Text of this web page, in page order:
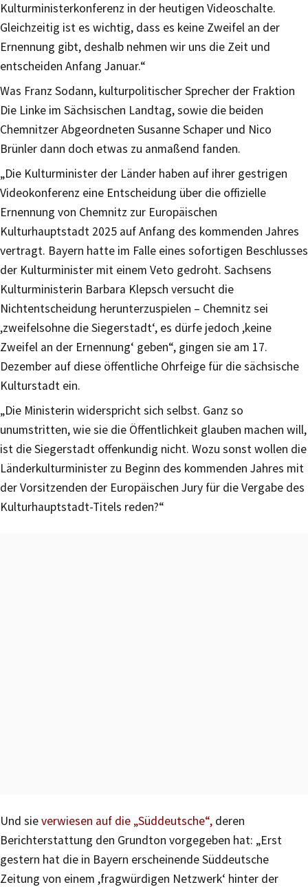
Kulturministerkonferenz in der heutigen Videoschalte.
Gleichzeitig ist es wichtig, dass es keine Zweifel an der
Ernennung gibt, deshalb nehmen wir uns die Zeit und
entscheiden Anfang Januar.“
Was Franz Sodann, kulturpolitischer Sprecher der Fraktion
Die Linke im Sächsischen Landtag, sowie die beiden
Chemnitzer Abgeordneten Susanne Schaper und Nico
Brünler dann doch etwas zu anmaßend fanden.
„Die Kulturminister der Länder haben auf ihrer gestrigen
Videokonferenz eine Entscheidung über die offizielle
Ernennung von Chemnitz zur Europäischen
Kulturhauptstadt 2025 auf Anfang des kommenden Jahres
vertragt. Bayern hatte im Falle eines sofortigen Beschlusses
der Kulturminister mit einem Veto gedroht. Sachsens
Kulturministerin Barbara Klepsch versucht die
Nichtentscheidung herunterzuspielen – Chemnitz sei
,zweifelsohne die Siegerstadt‘, es dürfe jedoch ,keine
Zweifel an der Ernennung‘ geben“, gingen sie am 17.
Dezember auf diese öffentliche Ohrfeige für die sächsische
Kulturstadt ein.
„Die Ministerin widerspricht sich selbst. Ganz so
unumstritten, wie sie die Öffentlichkeit glauben machen will,
ist die Siegerstadt offenkundig nicht. Wozu sonst wollen die
Länderkulturminister zu Beginn des kommenden Jahres mit
der Vorsitzenden der Europäischen Jury für die Vergabe des
Kulturhauptstadt-Titels reden?“
Und sieverwiesen auf die „Süddeutsche“, deren
Berichterstattung den Grundton vorgegeben hat: „Erst
gestern hat die in Bayern erscheinende Süddeutsche
Zeitung von einem ,fragwürdigen Netzwerk‘ hinter der